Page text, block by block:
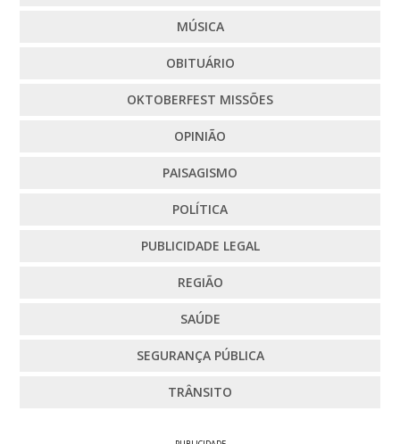
MÚSICA
OBITUÁRIO
OKTOBERFEST MISSÕES
OPINIÃO
PAISAGISMO
POLÍTICA
PUBLICIDADE LEGAL
REGIÃO
SAÚDE
SEGURANÇA PÚBLICA
TRÂNSITO